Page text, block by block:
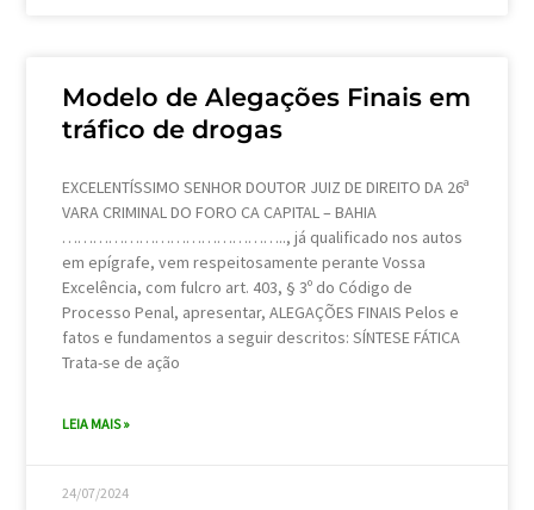
Modelo de Alegações Finais em
tráfico de drogas
EXCELENTÍSSIMO SENHOR DOUTOR JUIZ DE DIREITO DA 26ª
VARA CRIMINAL DO FORO CA CAPITAL – BAHIA
…………………………………….., já qualificado nos autos
em epígrafe, vem respeitosamente perante Vossa
Excelência, com fulcro art. 403, § 3º do Código de
Processo Penal, apresentar, ALEGAÇÕES FINAIS Pelos e
fatos e fundamentos a seguir descritos: SÍNTESE FÁTICA
Trata-se de ação
LEIA MAIS »
24/07/2024